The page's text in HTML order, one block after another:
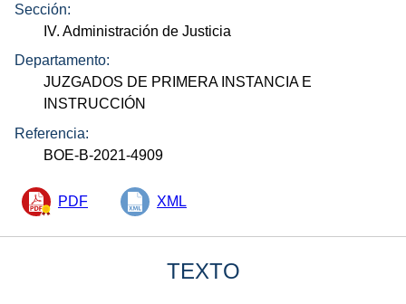
Sección:
IV. Administración de Justicia
Departamento:
JUZGADOS DE PRIMERA INSTANCIA E
INSTRUCCIÓN
Referencia:
BOE-B-2021-4909
PDF XML
TEXTO